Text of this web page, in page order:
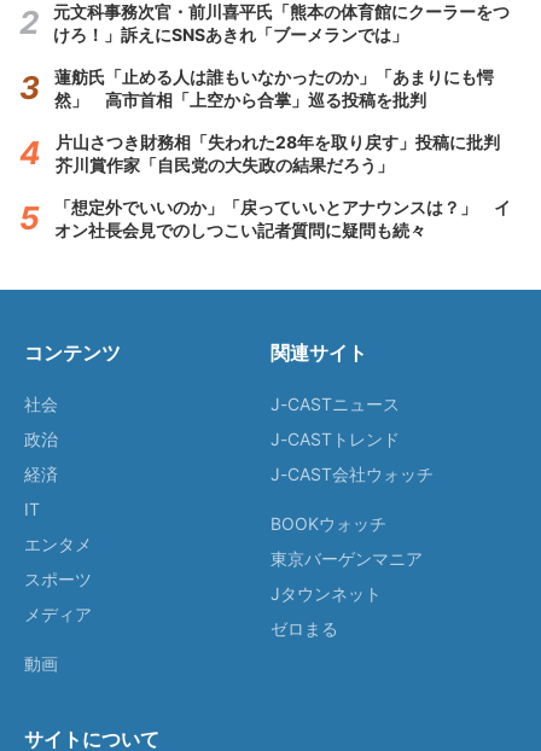
元文科事務次官・前川喜平氏「熊本の体育館にクーラーをつ
けろ！」訴えにSNSあきれ「ブーメランでは」
蓮舫氏「止める人は誰もいなかったのか」「あまりにも愕
然」 高市首相「上空から合掌」巡る投稿を批判
片山さつき財務相「失われた28年を取り戻す」投稿に批判
芥川賞作家「自民党の大失政の結果だろう」
「想定外でいいのか」「戻っていいとアナウンスは？」 イ
オン社長会見でのしつこい記者質問に疑問も続々
コンテンツ
社会
政治
経済
IT
エンタメ
スポーツ
メディア
動画
関連サイト
J-CASTニュース
J-CASTトレンド
J-CAST会社ウォッチ
BOOKウォッチ
東京バーゲンマニア
Jタウンネット
ゼロまる
サイトについて